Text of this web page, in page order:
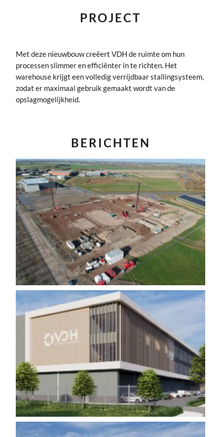
PROJECT
Met deze nieuwbouw creëert VDH de ruimte om hun
processen slimmer en efficiënter in te richten. Het
warehouse krijgt een volledig verrijdbaar stallingsysteem,
zodat er maximaal gebruik gemaakt wordt van de
opslagmogelijkheid.
BERICHTEN